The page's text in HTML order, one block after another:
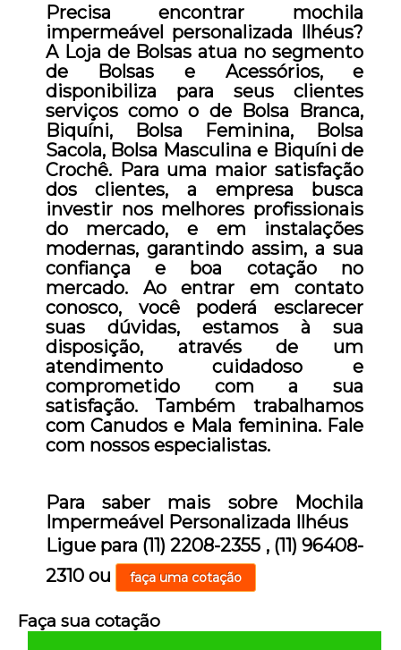
Precisa encontrar mochila
impermeável personalizada Ilhéus?
A Loja de Bolsas atua no segmento
de Bolsas e Acessórios, e
disponibiliza para seus clientes
serviços como o de Bolsa Branca,
Biquíni, Bolsa Feminina, Bolsa
Sacola, Bolsa Masculina e Biquíni de
Crochê. Para uma maior satisfação
dos clientes, a empresa busca
investir nos melhores profissionais
do mercado, e em instalações
modernas, garantindo assim, a sua
confiança e boa cotação no
mercado. Ao entrar em contato
conosco, você poderá esclarecer
suas dúvidas, estamos à sua
disposição, através de um
atendimento cuidadoso e
comprometido com a sua
satisfação. Também trabalhamos
com Canudos e Mala feminina. Fale
com nossos especialistas.
Para saber mais sobre Mochila
Impermeável Personalizada Ilhéus
Ligue para (11) 2208-2355 , (11) 96408-
2310 ou faça uma cotação
Faça sua cotação